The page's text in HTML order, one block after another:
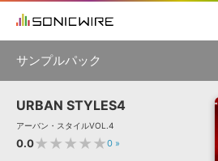
ソフト音源 »
初音ミク NT 鏡音リン・レン V4X
KAITO V3
VOCALOID
VIENNA
EZ DRUMMER 3
サンプルパック
製品一覧
URBAN STYLES4
アーバン・スタイルVOL.4
0.0★★★★★0 »